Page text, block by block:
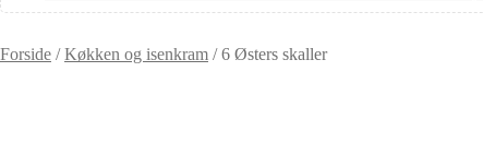
Forside /Køkken og isenkram /6 Østers skaller